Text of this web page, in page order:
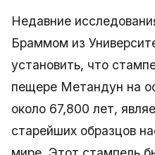
Недавние
Браммом из
установить, что
пещере Метандун на
около 67,800 лет,
старейших образцов